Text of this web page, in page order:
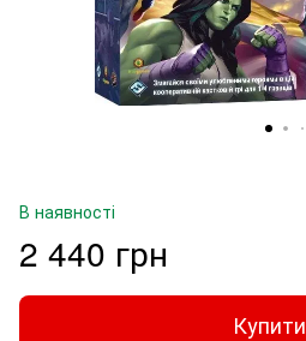
В наявності
2 440 грн
Купити